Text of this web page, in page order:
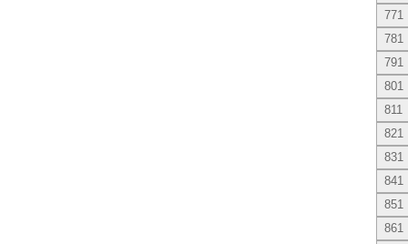
771
781
791
801
811
821
831
841
851
861